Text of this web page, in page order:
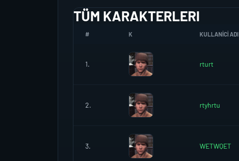
TÜM KARAKTERLERI
# K KULLANICI ADI
1. rturt
2. rtyhrtu
3. WETWQET